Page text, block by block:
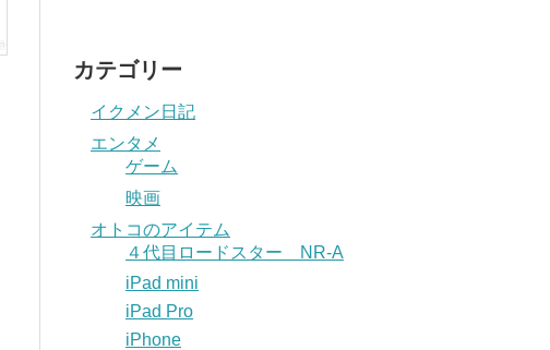
カテゴリー
イクメン日記
エンタメ
ゲーム
映画
オトコのアイテム
４代目ロードスター NR-A
iPad mini
iPad Pro
iPhone